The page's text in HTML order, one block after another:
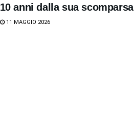
10 anni dalla sua scomparsa
11 MAGGIO 2026